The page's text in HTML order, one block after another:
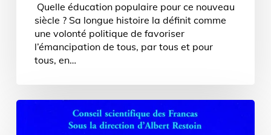
Quelle éducation populaire pour ce nouveau
siècle ? Sa longue histoire la définit comme
une volonté politique de favoriser
l’émancipation de tous, par tous et pour
tous, en…
Éduquer